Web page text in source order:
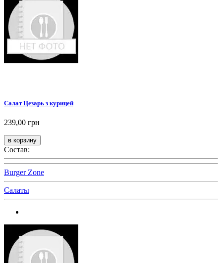
Салат Цезарь з курицей
239,00 грн
Состав:
Burger Zone
Салаты